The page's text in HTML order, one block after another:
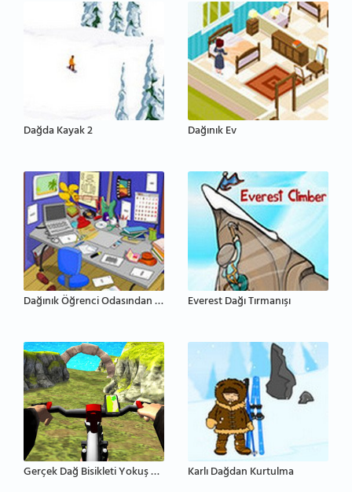
Dağda Kayak 2 Dağınık Ev
Dağınık Öğrenci Odasından Kaçış Everest Dağı Tırmanışı
Gerçek Dağ Bisikleti Yokuş Aşağı 3D Karlı Dağdan Kurtulma